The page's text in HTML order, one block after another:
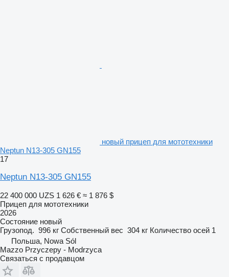
новый прицеп для мототехники
Neptun N13-305 GN155
17
Neptun N13-305 GN155
22 400 000 UZS 1 626 € ≈ 1 876 $
Прицеп для мототехники
2026
Состояние новый
Грузопод. 996 кг Собственный вес 304 кг Количество осей 1
Польша, Nowa Sól
Mazzo Przyczepy - Modrzyca
Связаться с продавцом